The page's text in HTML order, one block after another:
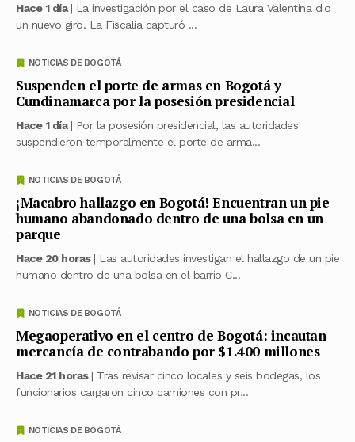
NOTICIAS DE BOGOTÁ
¡Macabro hallazgo en Bogotá! Encuentran un pie
humano abandonado dentro de una bolsa en un
parque
Hace 20 horas| Las autoridades investigan el hallazgo de un pie
humano dentro de una bolsa en el barrio C...
NOTICIAS DE BOGOTÁ
Megaoperativo en el centro de Bogotá: incautan
mercancía de contrabando por $1.400 millones
Hace 21 horas| Tras revisar cinco locales y seis bodegas, los
funcionarios cargaron cinco camiones con pr...
NOTICIAS DE BOGOTÁ
Hace 1 día| La investigación por el caso de Laura Valentina dio
un nuevo giro. La Fiscalía capturó ...
NOTICIAS DE BOGOTÁ
Suspenden el porte de armas en Bogotá y
Cundinamarca por la posesión presidencial
Hace 1 día| Por la posesión presidencial, las autoridades
suspendieron temporalmente el porte de arma...